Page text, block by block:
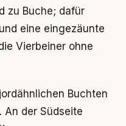
zu Buche; dafür
eine eingezäunte
Vierbeiner ohne
Buchten
An der Südseite